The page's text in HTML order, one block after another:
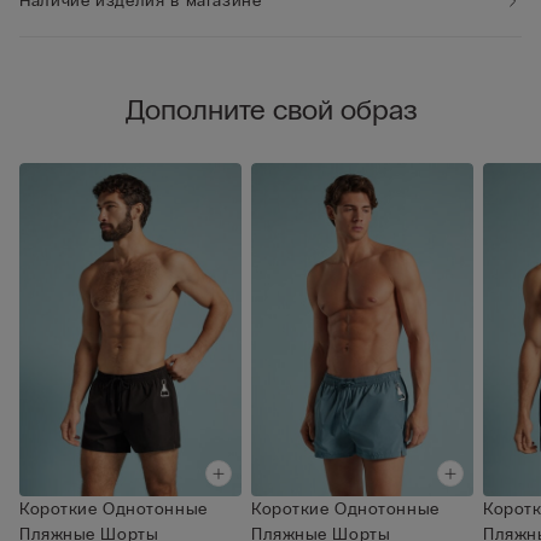
Дополните свой образ
Короткие Однотонные
Пляжные Шорты
Короткие Однотонные
Пляжные Шорты